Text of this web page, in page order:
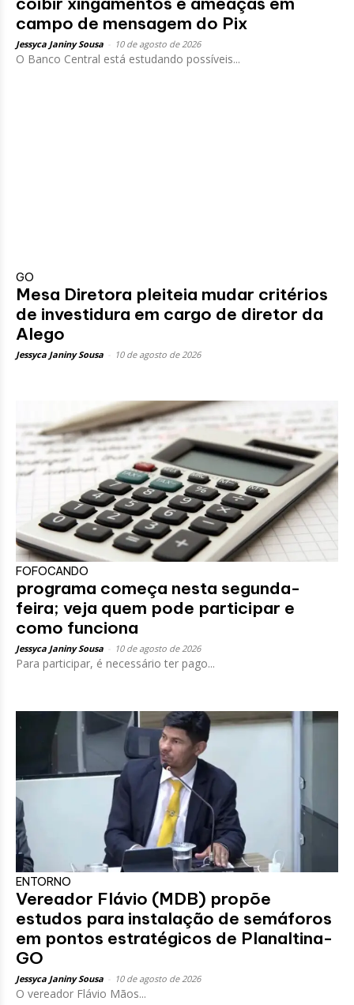
campo de mensagem do Pix
Jessyca Janiny Sousa 10 de agosto de 2026
O Banco Central está estudando possíveis...
GO
Mesa Diretora pleiteia mudar critérios
de investidura em cargo de diretor da
Alego
Jessyca Janiny Sousa 10 de agosto de 2026
FOFOCANDO
programa começa nesta segunda-
feira; veja quem pode participar e
como funciona
Jessyca Janiny Sousa 10 de agosto de 2026
Para participar, é necessário ter pago...
ENTORNO
Vereador Flávio (MDB) propõe
estudos para instalação de semáforos
em pontos estratégicos de Planaltina-
GO
Jessyca Janiny Sousa 10 de agosto de 2026
O vereador Flávio Mãos...